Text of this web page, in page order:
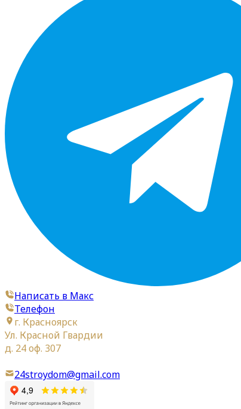
Написать в Макс
Телефон
г. Красноярск
Ул. Красной Гвардии
д. 24 оф. 307
24stroydom@gmail.com